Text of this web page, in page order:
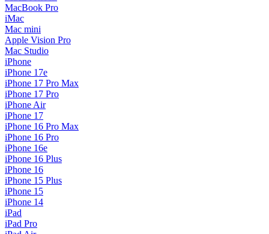
MacBook Pro
iMac
Mac mini
Apple Vision Pro
Mac Studio
iPhone
iPhone 17e
iPhone 17 Pro Max
iPhone 17 Pro
iPhone Air
iPhone 17
iPhone 16 Pro Max
iPhone 16 Pro
iPhone 16e
iPhone 16 Plus
iPhone 16
iPhone 15 Plus
iPhone 15
iPhone 14
iPad
iPad Pro